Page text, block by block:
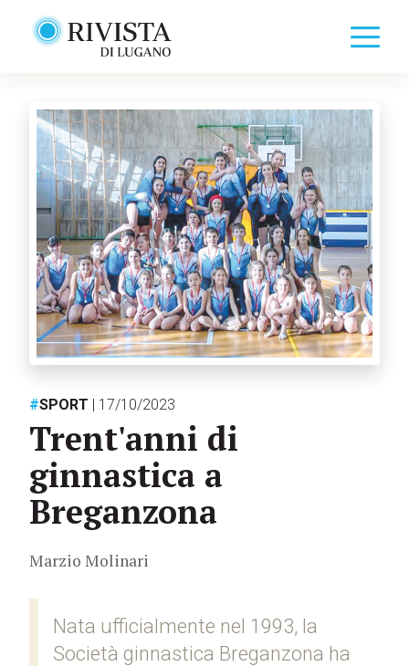
#SPORT | 17/10/2023
Trent'anni di
ginnastica a
Breganzona
Marzio Molinari
Nata ufficialmente nel 1993, la
Società ginnastica Breganzona ha